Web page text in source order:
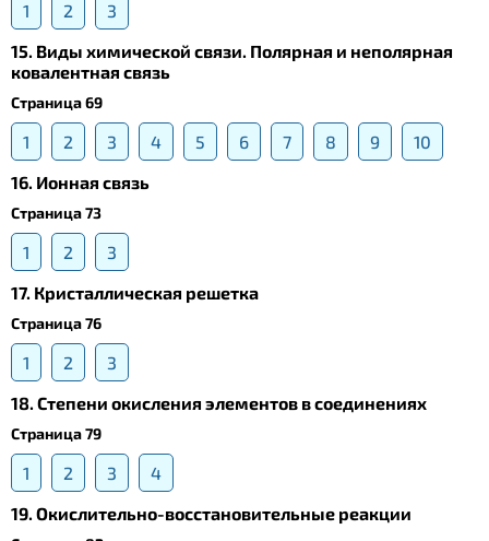
1 2
3
15. Виды химической связи. Полярная и неполярная
ковалентная связь
Страница 69
1 2 3 4 5 6 7 8 9
10
16. Ионная связь
Страница 73
1 2
3
17. Кристаллическая решетка
Страница 76
1 2
3
18. Степени окисления элементов в соединениях
Страница 79
1 2 3
4
19. Окислительно-восстановительные реакции